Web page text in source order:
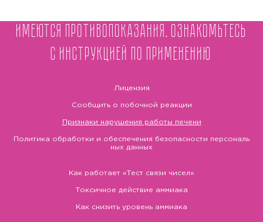
Имеются противопоказания. Ознакомьтесь
с инструкцией по применению
Лицензия
Сообщить о побочной реакции
Признаки нарушения работы печени
Политика обработки и обеспечения безопасности персональ
ных данных
Как работает «Тест связи чисел»
Токсичное действие аммиака
Как снизить уровень аммиака